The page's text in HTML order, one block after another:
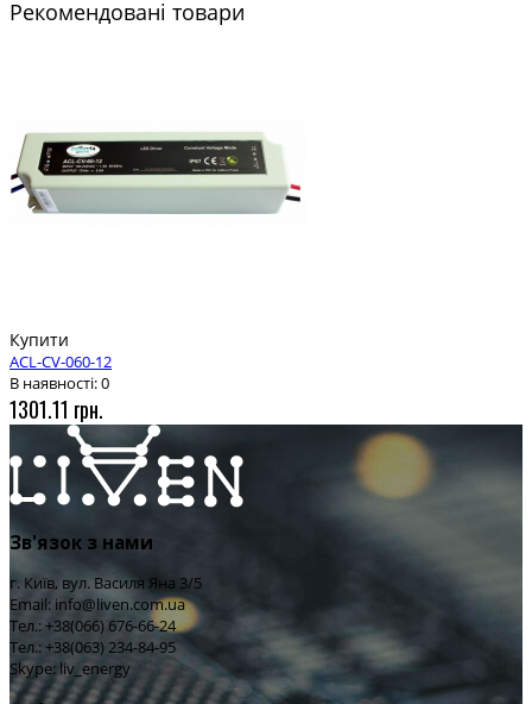
Рекомендовані товари
Купити
ACL-CV-060-12
В наявності: 0
1301.11 грн.
Зв'язок з нами
г. Київ, вул. Василя Яна 3/5
Email: info@liven.com.ua
Тел.: +38(066) 676-66-24
Тел.: +38(063) 234-84-95
Skype: liv_energy